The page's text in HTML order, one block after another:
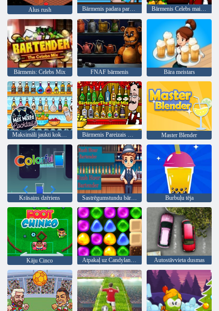
Alus rush Bārmenis padara pareizu sajaukumu Bārmenis Celebs maisījums
Bārmenis: Celebs Mix FNAF bārmenis Bāra meistars
Master Blender
Krāsains dzēriens Sastrēgumstundu bārmenis Burbuļu tēja
Kāju Cinco Atpakaļ uz Candyland 4: Lollipop Garden Autostāvvieta dusmas